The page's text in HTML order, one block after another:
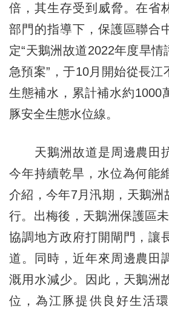
倍，其生存受到威脅。在省
部門的指導下，保護區聯合
定“天鵝洲故道2022年度旱
急預案”，于10月開始從長
生態補水，累計補水約1000
豚安全生態水位線。
天鵝洲故道是周邊農田抗
今年持續乾旱，水位為何能
介紹，今年7月汛期，天鵝洲
行。出梅後，天鵝洲保護區
協調地方政府打開閘門，讓
道。同時，近年來周邊農田
溉用水減少。因此，天鵝洲
位，為江豚提供良好生活